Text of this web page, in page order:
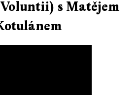
s Matějem